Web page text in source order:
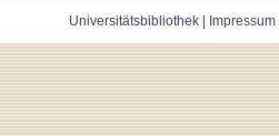
Universitätsbibliothek| Impressum|